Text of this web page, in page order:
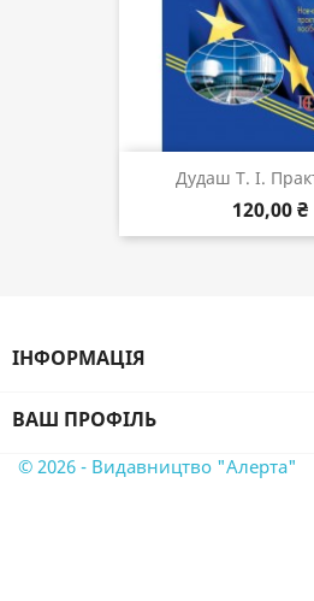
Дудаш Т. І.
120,00 ₴
ІНФОРМАЦІЯ
ВАШ ПРОФІЛЬ
© 2026 - Видавництво "Алерта"